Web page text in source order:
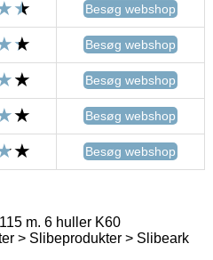
Besøg webshop
Besøg webshop
Besøg webshop
Besøg webshop
Besøg webshop
m. 6 huller K60
> Slibeprodukter > Slibeark